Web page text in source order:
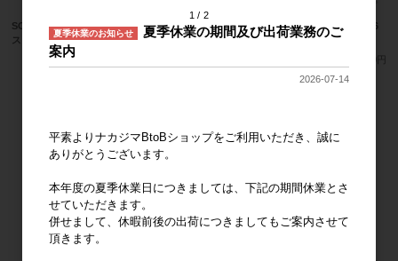
SOMETHING ハローキティ フェイスマ
スコット 2026年6月発売
メーカー希望小売価格
ベビー マスコット ハンギョドン 2026
年6月発売
2,300円
1 2
夏季休業のお知らせ
夏季休業の期間及び出荷業務のご
案内
2026-07-14
平素よりナカジマBtoBショップをご利用いただき、誠に
ありがとうございます。
本年度の夏季休業日につきましては、下記の期間休業とさ
せていただきます。
併せまして、休暇前後の出荷につきましてもご案内させて
頂きます。